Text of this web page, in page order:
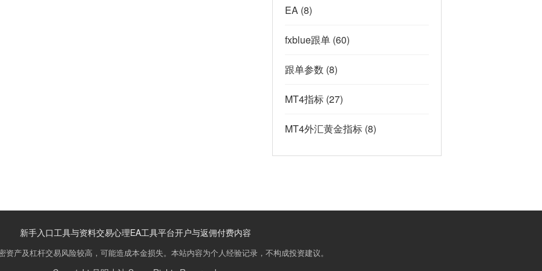
EA(8)
fxblue跟单(60)
跟单参数 (8)
MT4指标(27)
MT4外汇黄金指标(8)
新手入口工具与资料交易心理EA工具平台开户与返佣付费内容
资产及杠杆交易风险较高，可能造成本金损失。本站内容为个人经验记录，不构成投资建议。